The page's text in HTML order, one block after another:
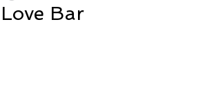
Love Bar